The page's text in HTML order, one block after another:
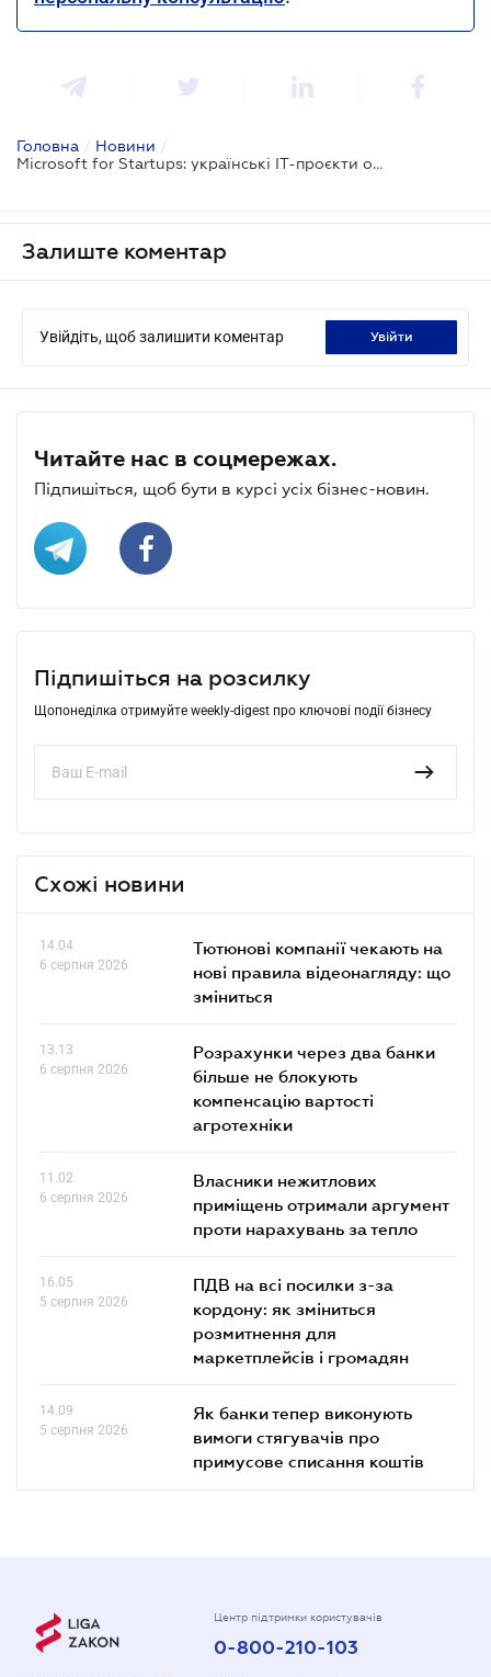
Головна / Новини /
Microsoft for Startups: українські IT-проєкти отримають до $150 тис. на хмарні сервіси
Залиште коментар
Увійдіть, щоб залишити коментар увійти
Читайте нас в соцмережах.
Підпишіться, щоб бути в курсі усіх бізнес-новин.
Підпишіться на розсилку
Щопонеділка отримуйте weekly-digest про ключові події бізнесу
Схожі новини
14.04
6 серпня 2026
Тютюнові компанії чекають на
нові правила відеонагляду: що
зміниться
13.13
6 серпня 2026
Розрахунки через два банки
більше не блокують
компенсацію вартості
агротехніки
11.02
6 серпня 2026
Власники нежитлових
приміщень отримали аргумент
проти нарахувань за тепло
16.05
5 серпня 2026
ПДВ на всі посилки з-за
кордону: як зміниться
розмитнення для
маркетплейсів і громадян
14.09
5 серпня 2026
Як банки тепер виконують
вимоги стягувачів про
примусове списання коштів
Центр підтримки користувачів
0-800-210-103